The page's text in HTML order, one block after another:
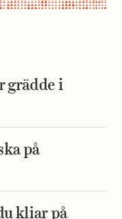
grädde i
på
kliar på